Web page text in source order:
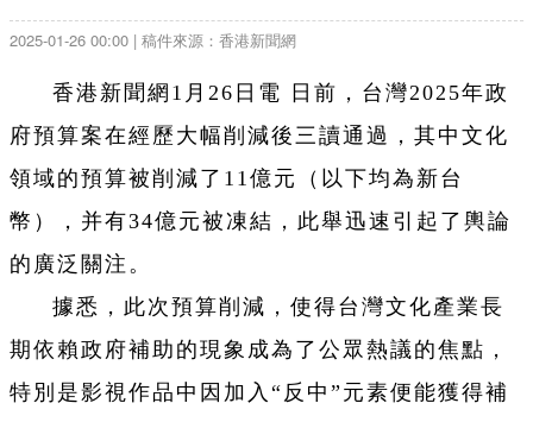
2025-01-26 00:00 | 稿件來源：香港新聞網
香港新聞網1月26日電 日前，台灣2025年政
府預算案在經歷大幅削減後三讀通過，其中文化
領域的預算被削減了11億元（以下均為新台
幣），并有34億元被凍結，此舉迅速引起了輿論
的廣泛關注。
據悉，此次預算削減，使得台灣文化產業長
期依賴政府補助的現象成為了公眾熱議的焦點，
特別是影視作品中因加入“反中”元素便能獲得補